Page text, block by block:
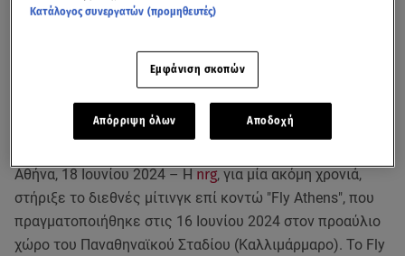
Αθήνα, 18 Ιουνίου 2024 – Η nrg, για μία ακόμη χρονιά,
στήριξε το διεθνές μίτινγκ επί κοντώ "Fly Athens", που
πραγματοποιήθηκε στις 16 Ιουνίου 2024 στον προαύλιο
χώρο του Παναθηναϊκού Σταδίου (Καλλιμάρμαρο). Το Fly
Κατάλογος συνεργατών (προμηθευτές)
Εμφάνιση σκοπών
Απόρριψη όλων Αποδοχή